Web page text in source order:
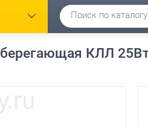
КЛЛ